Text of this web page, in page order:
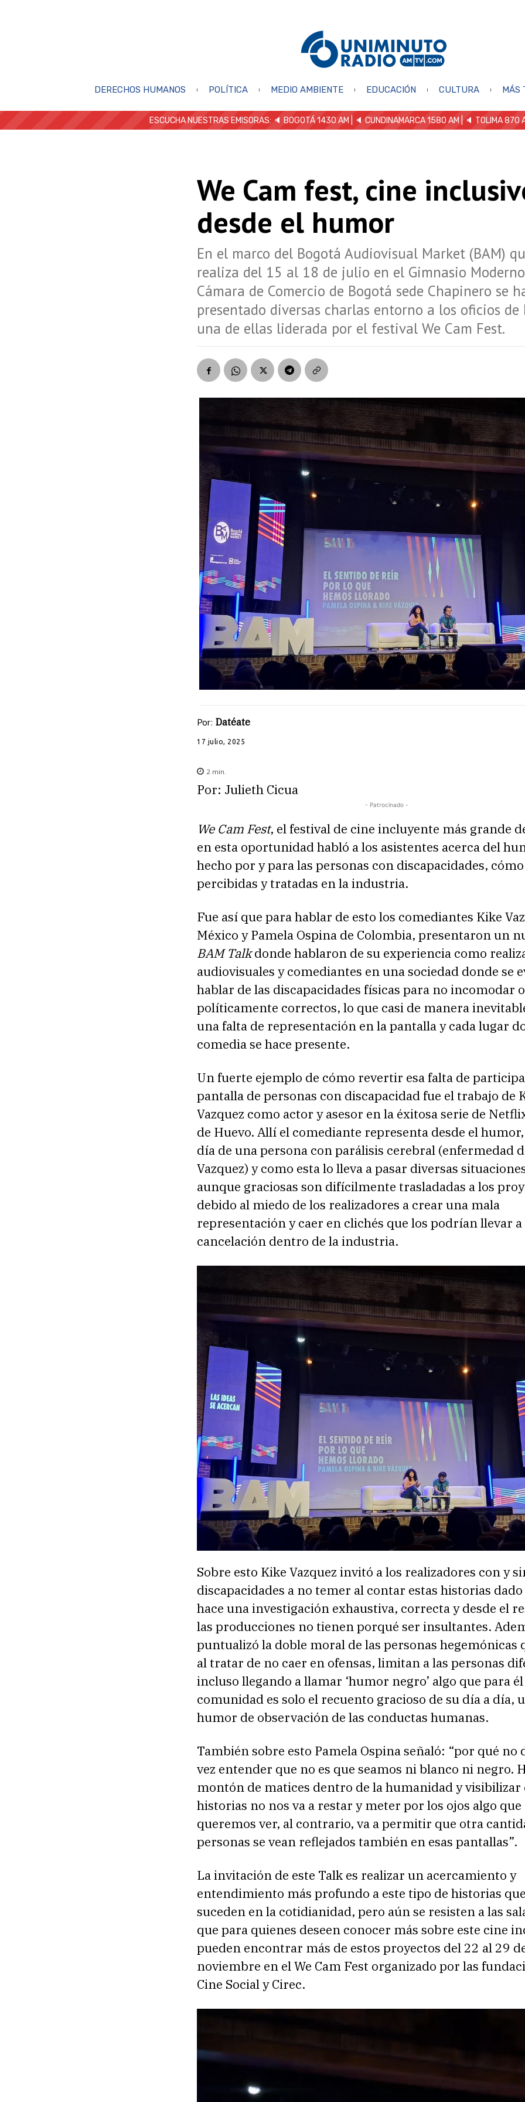
DERECHOS HUMANOS POLÍTICA MEDIO AMBIENTE EDUCACIÓN CULTURA MÁS
ESCUCHA NUESTRAS EMISORAS: 🔈 BOGOTÁ 1430 AM | 🔈 CUNDINAMARCA 1580 AM | 🔈 TOLIMA 870
We Cam fest, cine
desde el humor
En el marco del Bogotá Audiovisual Market (BAM)
realiza del 15 al 18 de julio en el Gimnasio
Cámara de Comercio de Bogotá sede Chapinero se
presentado diversas charlas entorno a los oficios de
una de ellas liderada por el festival We Cam Fest.
Por: Datéate
17 julio, 2025
2 min.
Por: Julieth Cicua
- Patrocinado -
We Cam Fest, el festival de cine incluyente más grande
en esta oportunidad habló a los asistentes acerca del
hecho por y para las personas con discapacidades,
percibidas y tratadas en la industria.
Fue así que para hablar de esto los comediantes Kike
México y Pamela Ospina de Colombia, presentaron un
BAM Talkdonde hablaron de su experiencia como
audiovisuales y comediantes en una sociedad donde se
hablar de las discapacidades físicas para no incomodar
políticamente correctos, lo que casi de manera
una falta de representación en la pantalla y cada lugar
comedia se hace presente.
Un fuerte ejemplo de cómo revertir esa falta de
pantalla de personas con discapacidad fue el trabajo de
Vazquez como actor y asesor en la éxitosa serie de
de Huevo. Allí el comediante representa desde el
día de una persona con parálisis cerebral (enfermedad
Vazquez) y como esta lo lleva a pasar diversas
aunque graciosas son difícilmente trasladadas a los
debido al miedo de los realizadores a crear una mala
representación y caer en clichés que los podrían llevar a
cancelación dentro de la industria.
Sobre esto Kike Vazquez invitó a los realizadores con y
discapacidades a no temer al contar estas historias dado
hace una investigación exhaustiva, correcta y desde el
las producciones no tienen porqué ser insultantes.
puntualizó la doble moral de las personas hegemónicas
al tratar de no caer en ofensas, limitan a las personas
incluso llegando a llamar ‘humor negro’ algo que para
comunidad es solo el recuento gracioso de su día a día,
humor de observación de las conductas humanas.
También sobre esto Pamela Ospina señaló: “por qué no
vez entender que no es que seamos ni blanco ni negro.
montón de matices dentro de la humanidad y visibilizar
historias no nos va a restar y meter por los ojos algo que
queremos ver, al contrario, va a permitir que otra
personas se vean reflejados también en esas pantallas”.
La invitación de este Talk es realizar un acercamiento y
entendimiento más profundo a este tipo de historias
suceden en la cotidianidad, pero aún se resisten a las
que para quienes deseen conocer más sobre este cine
pueden encontrar más de estos proyectos del 22 al 29
noviembre en el We Cam Fest organizado por las
Cine Social y Cirec.